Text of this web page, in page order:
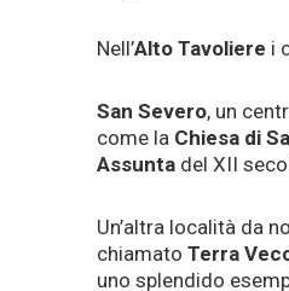
Nell’Alto Tavoliere i
San Severo, un
come la Chiesa di
Assunta del XII
Un’altra località da
chiamato Terra
uno splendido